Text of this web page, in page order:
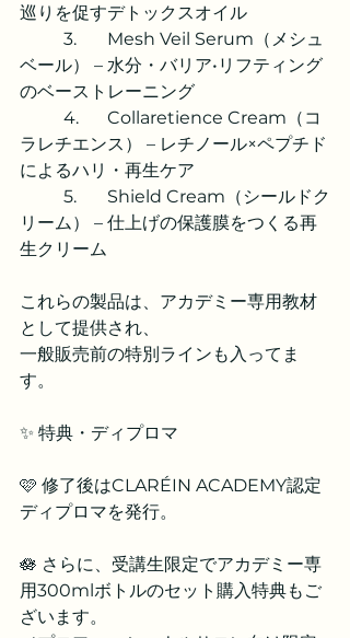
巡りを促すデトックスオイル
ベール） – 水分・バリア•リフティング
のベーストレーニング
ラレチエンス） – レチノール×ペプチド
によるハリ・再生ケア
リーム） – 仕上げの保護膜をつくる再
生クリーム
これらの製品は、アカデミー専用教材
として提供され、
一般販売前の特別ラインも入ってま
す。
✨ 特典・ディプロマ
🩷 修了後はCLARÉIN ACADEMY認定
ディプロマを発行。
🪷 さらに、受講生限定でアカデミー専
用300mlボトルのセット購入特典もご
ざいます。